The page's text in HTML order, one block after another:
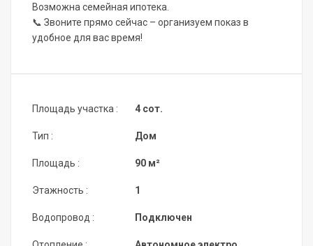
Возможна семейная ипотека.
📞 Звоните прямо сейчас – организуем показ в
удобное для вас время!
Площадь участка :
Тип :
Площадь :
Этажность :
Водопровод :
4 сот.
Дом
90 м²
1
Подключен